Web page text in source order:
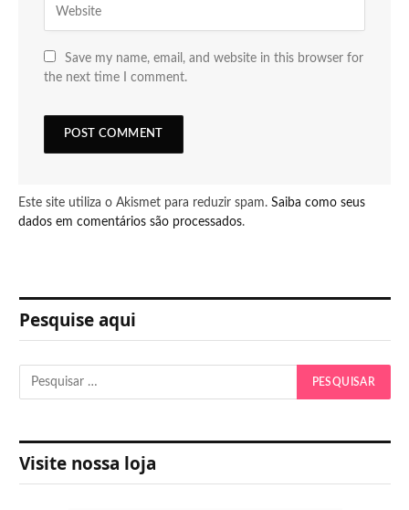
Save my name, email, and website in this browser for
the next time I comment.
Este site utiliza o Akismet para reduzir spam. Saiba como seus
dados em comentários são processados.
Pesquise aqui
Visite nossa loja